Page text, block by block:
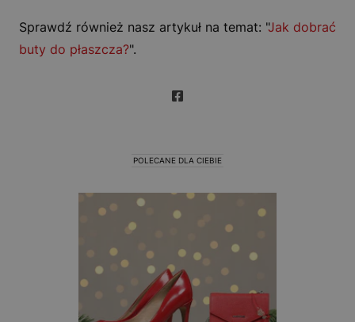
Sprawdź również nasz artykuł na temat: "Jak dobrać
buty do płaszcza?".
POLECANE DLA CIEBIE